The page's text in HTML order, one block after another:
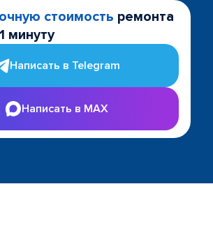
стоимость ремонта
минуту
Написать в Telegram
Написать в MAX